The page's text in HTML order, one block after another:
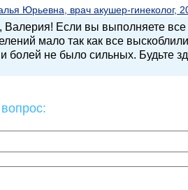
Юрьевна, врач акушер-гинеколог,
Если вы выполняете все
мало так как все
болей не было сильных. Будьте